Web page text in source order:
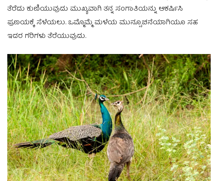
ತೆರೆದು ಕುಣಿಯುವುದು ಮುಖ್ಯವಾಗಿ ತನ್ನ ಸಂಗಾತಿಯನ್ನು ಆಕರ್ಷಿಸಿ
ಪ್ರಣಯಕ್ಕೆ ಸೆಳೆಯಲು. ಒಮ್ಮೊಮ್ಮೆ ಮಳೆಯ ಮುನ್ಸೂಚನೆಯಾಗಿಯೂ ಸಹ
ಇದರ ಗರಿಗಳು ತೆರೆಯುವುದು.